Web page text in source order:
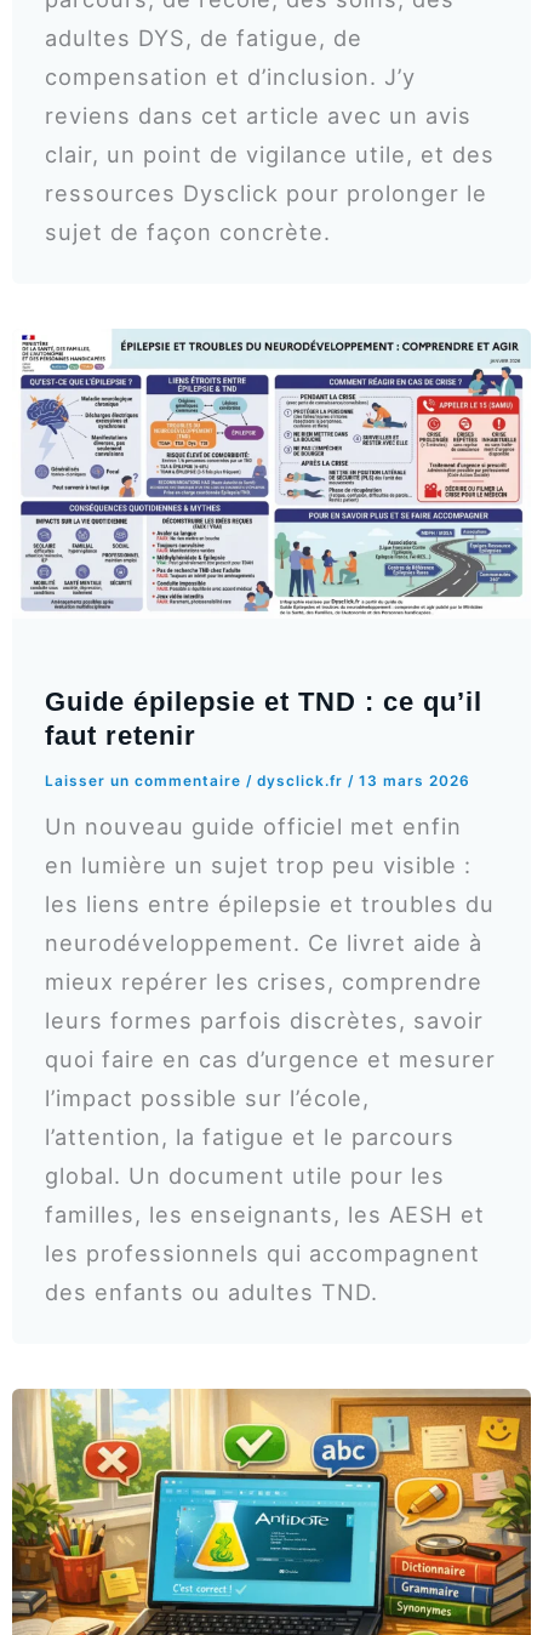
adultes DYS, de fatigue, de
compensation et d’inclusion. J’y
reviens dans cet article avec un avis
clair, un point de vigilance utile, et des
ressources Dysclick pour prolonger le
sujet de façon concrète.
Guide épilepsie et TND : ce qu’il
faut retenir
Laisser un commentaire /dysclick.fr/13 mars 2026
Un nouveau guide officiel met enfin
en lumière un sujet trop peu visible :
les liens entre épilepsie et troubles du
neurodéveloppement. Ce livret aide à
mieux repérer les crises, comprendre
leurs formes parfois discrètes, savoir
quoi faire en cas d’urgence et mesurer
l’impact possible sur l’école,
l’attention, la fatigue et le parcours
global. Un document utile pour les
familles, les enseignants, les AESH et
les professionnels qui accompagnent
des enfants ou adultes TND.